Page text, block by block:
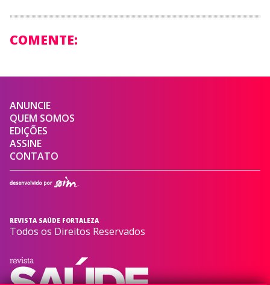
COMENTE:
ANUNCIE
QUEM SOMOS
EDIÇÕES
ASSINE
CONTATO
REVISTA SAÚDE FORTALEZA
Todos os Direitos Reservados